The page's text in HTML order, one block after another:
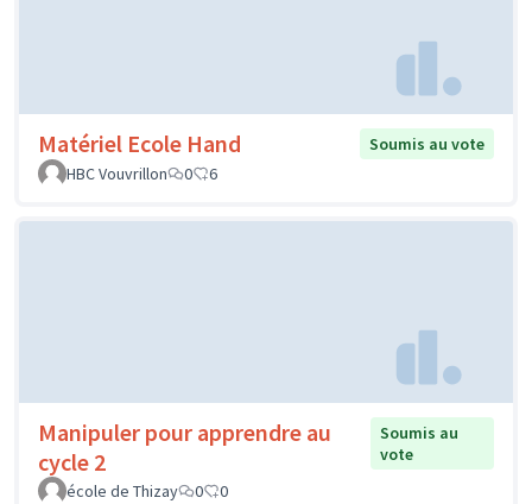
Matériel Ecole Hand
Soumis au vote
HBC Vouvrillon
0 6
Manipuler pour apprendre au
cycle 2
Soumis au
vote
école de Thizay
0 0